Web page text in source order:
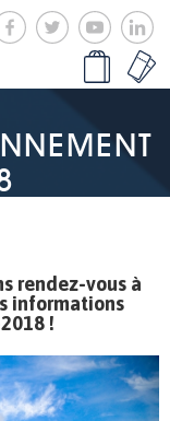
rendez-vous à
informations
!